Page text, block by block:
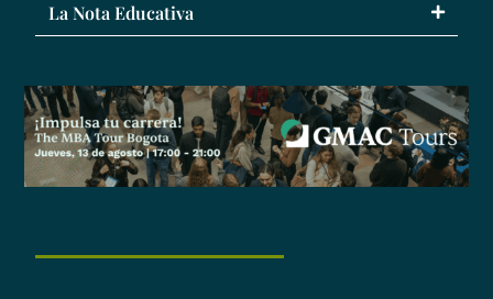
La Nota Educativa